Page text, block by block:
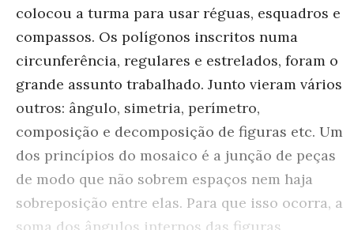
colocou a turma para usar réguas, esquadros e
compassos. Os polígonos inscritos numa
circunferência, regulares e estrelados, foram o
grande assunto trabalhado. Junto vieram vários
outros: ângulo, simetria, perímetro,
composição e decomposição de figuras etc. Um
dos princípios do mosaico é a junção de peças
de modo que não sobrem espaços nem haja
sobreposição entre elas. Para que isso ocorra, a